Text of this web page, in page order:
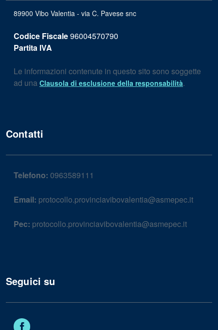
89900 Vibo Valentia - via C. Pavese snc
Codice Fiscale96004570790
Partita IVA
Le informazioni contenute in questo sito sono soggette
ad una Clausola di esclusione della responsabilità.
Contatti
Telefono: 0963589111
Email: protocollo.provinciavibovalentia@asmepec.it
Pec: protocollo.provinciavibovalentia@asmepec.it
Seguici su